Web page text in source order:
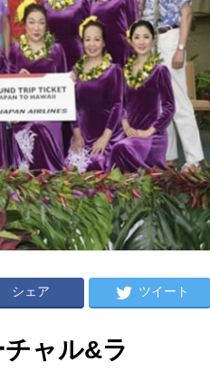
シェア ツイート
ャル&ラ